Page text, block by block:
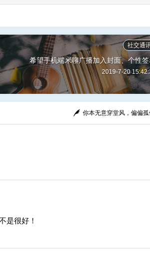
构均支持，太牛P了。 下载Mind
载思维导图软件MindMaster V7.0
构中标麒麟版本 下载思维导图
V7.0 – Linux版飞腾架构银河麒
为事件已经是前车之鉴，希望大
支持国内Linux系统生态发展，为
Linux软件添砖加瓦发展好软件
内最好用的Linux系统——深度d
网站 https://www.deepin.org/
商业官方网站http
社交通
希望手机端米聊广播加入封面、个性
2019-7-20
你本无意穿堂风，偏偏
是很好！